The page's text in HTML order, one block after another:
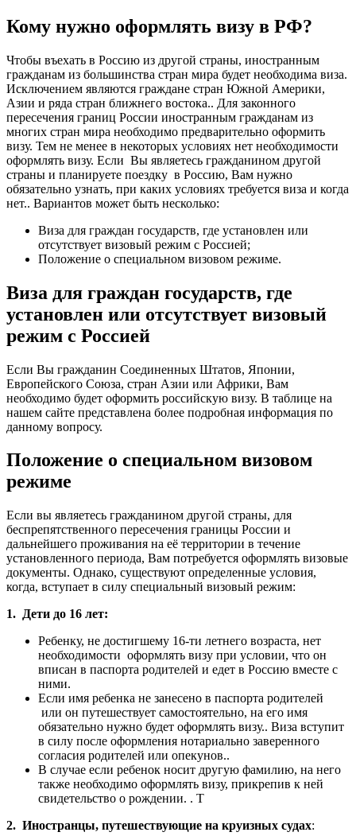
Кому нужно оформлять визу в РФ?
Чтобы въехать в Россию из другой страны, иностранным
гражданам из большинства стран мира будет необходима виза.
Исключением являются граждане стран Южной Америки,
Азии и ряда стран ближнего востока.. Для законного
пересечения границ России иностранным гражданам из
многих стран мира необходимо предварительно оформить
визу. Тем не менее в некоторых условиях нет необходимости
оформлять визу. Если Вы являетесь гражданином другой
страны и планируете поездку в Россию, Вам нужно
обязательно узнать, при каких условиях требуется виза и когда
нет.. Вариантов может быть несколько:
Виза для граждан государств, где установлен или
отсутствует визовый режим с Россией;
Положение о специальном визовом режиме.
Виза для граждан государств, где
установлен или отсутствует визовый
режим с Россией
Если Вы гражданин Соединенных Штатов, Японии,
Европейского Союза, стран Азии или Африки, Вам
необходимо будет оформить российскую визу. В таблице на
нашем сайте представлена более подробная информация по
данному вопросу.
Положение о специальном визовом
режиме
Если вы являетесь гражданином другой страны, для
беспрепятственного пересечения границы России и
дальнейшего проживания на её территории в течение
установленного периода, Вам потребуется оформлять визовые
документы. Однако, существуют определенные условия,
когда, вступает в силу специальный визовый режим:
1. Дети до 16 лет:
Ребенку, не достигшему 16-ти летнего возраста, нет
необходимости оформлять визу при условии, что он
вписан в паспорта родителей и едет в Россию вместе с
ними.
Если имя ребенка не занесено в паспорта родителей
или он путешествует самостоятельно, на его имя
обязательно нужно будет оформлять визу.. Виза вступит
в силу после оформления нотариально заверенного
согласия родителей или опекунов..
В случае если ребенок носит другую фамилию, на него
также необходимо оформлять визу, прикрепив к ней
свидетельство о рождении. . Т
2. Иностранцы, путешествующие на круизных судах: